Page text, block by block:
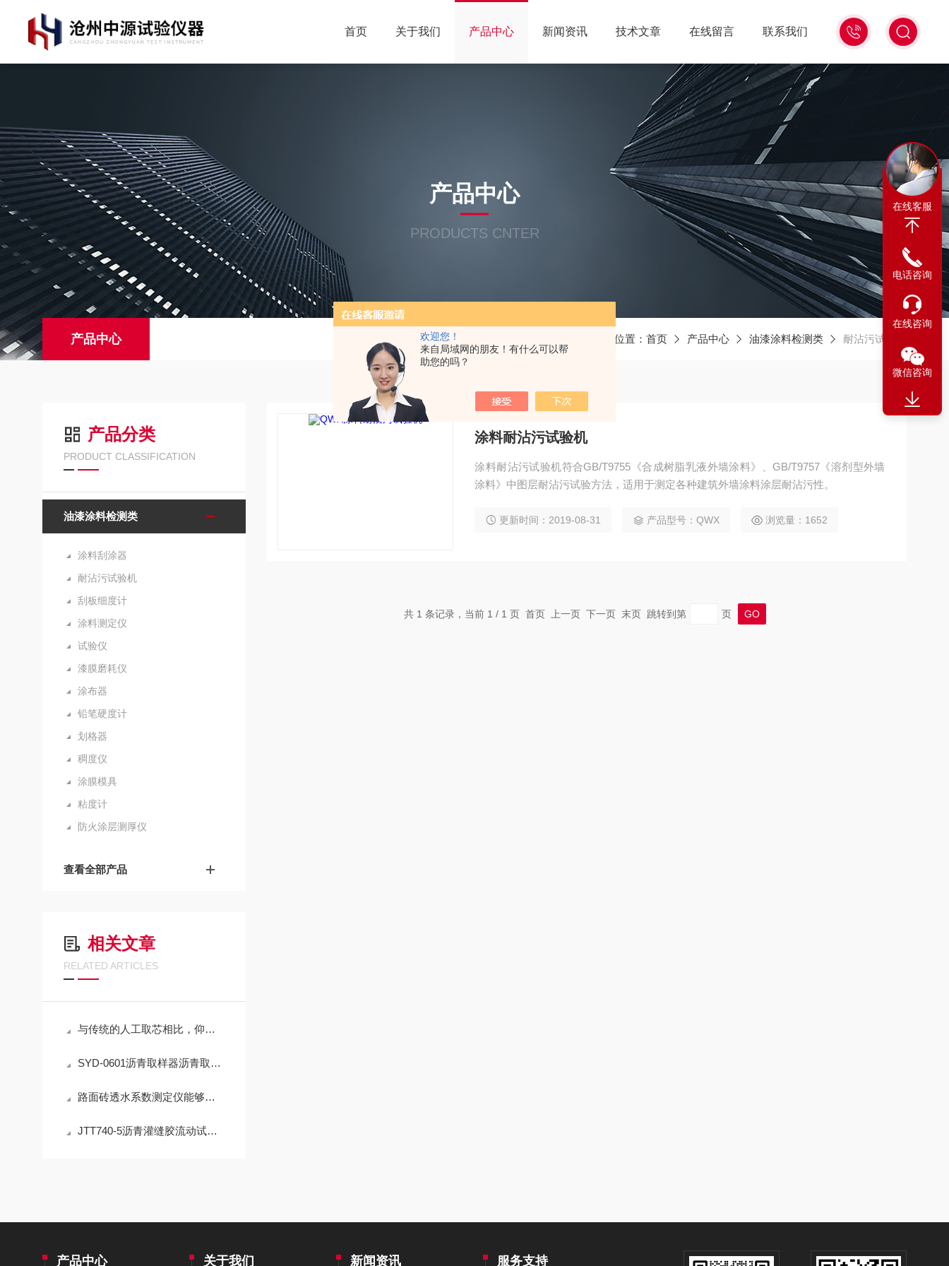
欢迎您！
来自局域网的朋友！有什么可以帮
助您的吗？
0317-
8122880
首页 关于我们 产品中心 新闻资讯 技术文章 在线留言 联系我们
产品中心
PRODUCTS CNTER
产品中心 当前位置： 首页 产品中心 油漆涂料检测类 耐沾污试验机
产品分类
PRODUCT CLASSIFICATION
油漆涂料检测类
涂料刮涂器
耐沾污试验机
刮板细度计
涂料测定仪
试验仪
漆膜磨耗仪
涂布器
铅笔硬度计
划格器
稠度仪
涂膜模具
粘度计
防火涂层测厚仪
查看全部产品
相关文章
RELATED ARTICLES
与传统的人工取芯相比，仰拱取芯机具有哪些优势呢
SYD-0601沥青取样器沥青取样瓶
路面砖透水系数测定仪能够准确测量路面砖的透水系数
JTT740-5沥青灌缝胶流动试验器
涂料耐沾污试验机
涂料耐沾污试验机符合GB/T9755《合成树脂乳液外墙涂料》、GB/T9757《溶剂型外墙
涂料》中图层耐沾污试验方法，适用于测定各种建筑外墙涂料涂层耐沾污性。
更新时间：2019-08-31 产品型号：QWX 浏览量：1652
共 1 条记录，当前 1 / 1 页 首页 上一页 下一页 末页 跳转到第 页
产品中心 关于我们 新闻资讯 服务支持
在线客服
电话咨询
在线咨询
微信咨询